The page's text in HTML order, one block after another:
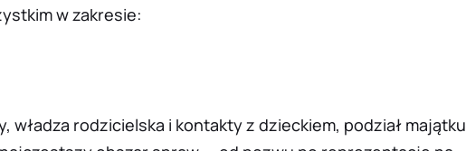
w zakresie:
władza rodzicielska i kontakty z dzieckiem, podział majątku